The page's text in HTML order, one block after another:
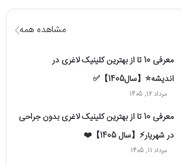
مشاهده همه
معرفی 10 تا از بهترین کلینیک لاغری در
اندیشه⭐【سال1405】✅
مرداد 12, 1405
معرفی 10 تا از بهترین کلینیک لاغری بدون جراحی
در شهریار⚡【سال 1405】❤️
مرداد 11, 1405